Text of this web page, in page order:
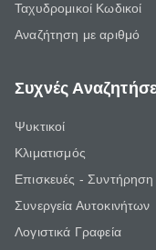
Ταχυδρομικοί Κωδικοί
Αναζήτηση με αριθμό
Συχνές
Ψυκτικοί
Κλιματισμός
Επισκευές -
Συνεργεία Αυτοκινήτων
Λογιστικά Γραφεία